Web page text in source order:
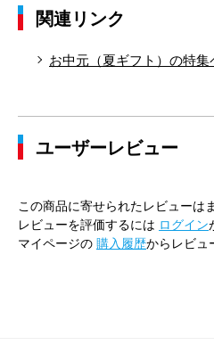
関連リンク
お中元（夏ギフト）の特集
ユーザーレビュー
この商品に寄せられたレビューは
レビューを評価するには ログイン
マイページの 購入履歴からレビュ